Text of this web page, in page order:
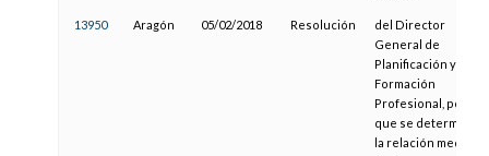
13950 Aragón 05/02/2018 Resolución
del Director
General de
Planificación y
Formación
Profesional, por la
que se determina
la relación media